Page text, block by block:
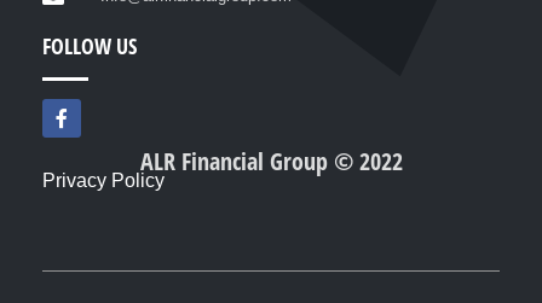
FOLLOW US
F
a
c
b
ALR Financial Group © 2022
Privacy Policy